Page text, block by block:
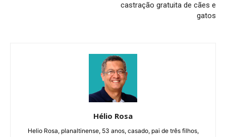
castração gratuita de cães e
gatos
Hélio Rosa
Helio Rosa, planaltinense, 53 anos, casado, pai de três filhos,